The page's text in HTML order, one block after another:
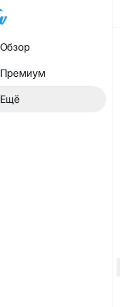
Обзор
Премиум
Ещё